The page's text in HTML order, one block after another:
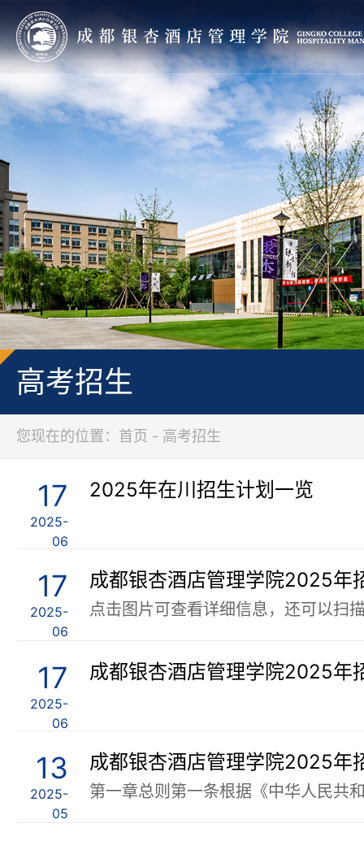
高考招生
您现在的位置：首页 - 高考招生
17
2025-
06
2025年在川招生计划一览
17
2025-
06
点击图片可查看详细信息，还可以扫
17
2025-
06
13
2025-
05
成都银杏酒店管理学院2025年